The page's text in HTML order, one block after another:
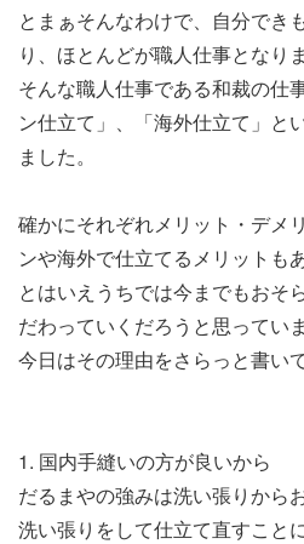
とまぁそんなわけで、自分でき
り、ほとんどが職人仕事となり
そんな職人仕事である和裁の仕
ン仕立て」、「海外仕立て」と
ました。
確かにそれぞれメリット・デメ
ンや海外で仕立てるメリットも
とはいえうちでは今までもおそ
だわっていくだろうと思っていま
今日はその理由をさらっと書い
1. 国内手縫いの方が良いから
だるまやの強みは洗い張りから
洗い張りをして仕立て直すこと